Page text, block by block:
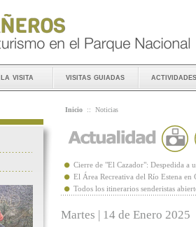
la visita visitas guiadas actividades
Inicio :: Noticias
Cierre de "El Cazador": Despedida a
El Área Recreativa del Río Estena
Todos los itinerarios senderistas
Martes | 14 de Enero 2025